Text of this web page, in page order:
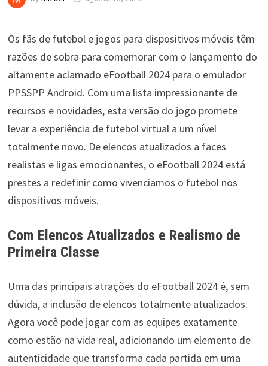
Os fãs de futebol e jogos para dispositivos móveis têm
razões de sobra para comemorar com o lançamento do
altamente aclamado eFootball 2024 para o emulador
PPSSPP Android. Com uma lista impressionante de
recursos e novidades, esta versão do jogo promete
levar a experiência de futebol virtual a um nível
totalmente novo. De elencos atualizados a faces
realistas e ligas emocionantes, o eFootball 2024 está
prestes a redefinir como vivenciamos o futebol nos
dispositivos móveis.
Com Elencos Atualizados e Realismo de
Primeira Classe
Uma das principais atrações do eFootball 2024 é, sem
dúvida, a inclusão de elencos totalmente atualizados.
Agora você pode jogar com as equipes exatamente
como estão na vida real, adicionando um elemento de
autenticidade que transforma cada partida em uma